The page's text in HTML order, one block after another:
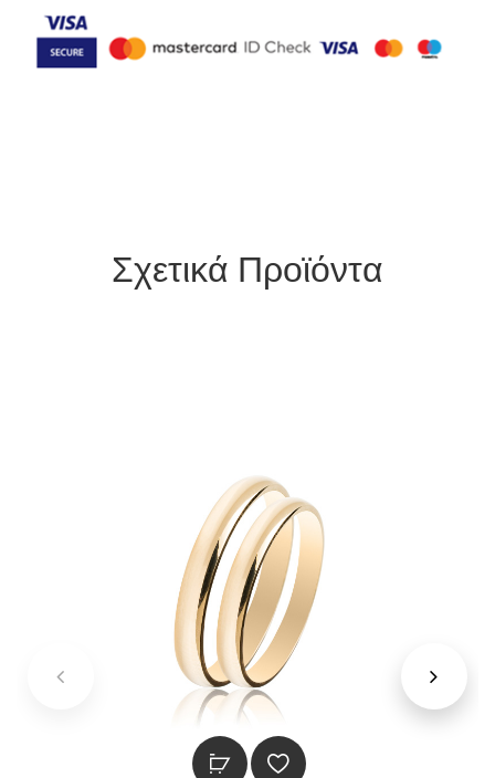
Σχετικά Προϊόντα